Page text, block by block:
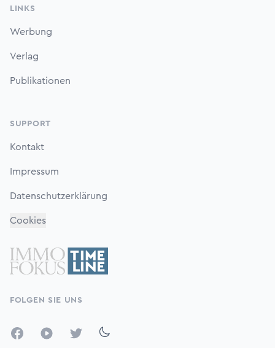
LINKS
Werbung
Verlag
Publikationen
SUPPORT
Kontakt
Impressum
Datenschutzerklärung
Cookies
FOLGEN SIE UNS
FacebookYouTubeTwitter